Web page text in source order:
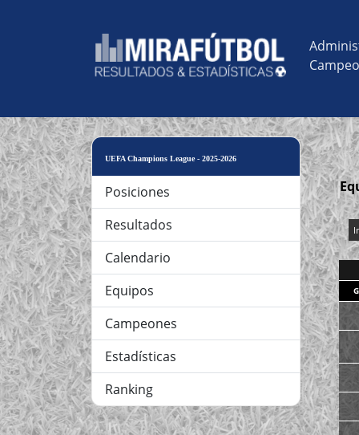
UEFA Champions League - 2025-2026
Posiciones
Resultados
Calendario
Equipos
Campeones
Estadísticas
Ranking